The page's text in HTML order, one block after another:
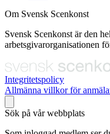
Om Svensk Scenkonst
Svensk Scenkonst är den
arbetsgivarorganisationen
Integritetspolicy
Allmänna villkor för
Sök på vår webbplats